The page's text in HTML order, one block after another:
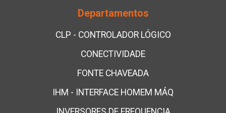
Departamentos
CLP - CONTROLADOR LÓGICO
CONECTIVIDADE
FONTE CHAVEADA
IHM - INTERFACE HOMEM MÁQ